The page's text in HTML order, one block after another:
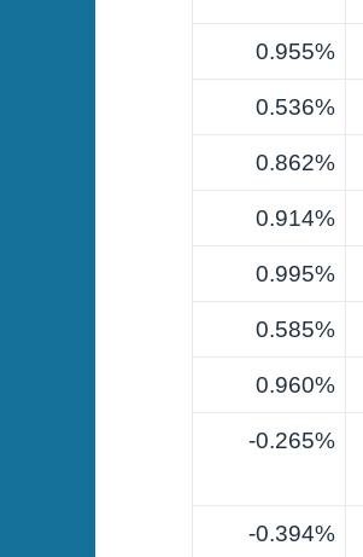
0.955%
0.536%
0.862%
0.914%
0.995%
0.585%
0.960%
0.265%-
0.394%-